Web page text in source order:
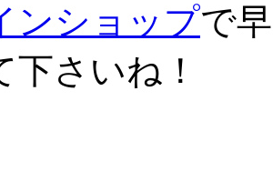
ンショップで
下さいね！